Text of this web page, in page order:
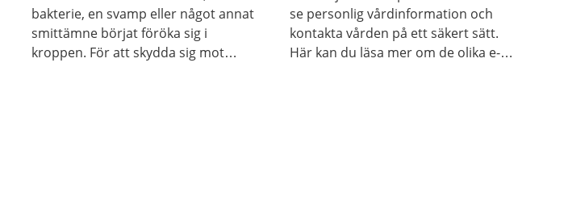
bakterie, en svamp eller något annat
smittämne börjat föröka sig i
kroppen. För att skydda sig mot
se personlig vårdinformation och
kontakta vården på ett säkert sätt.
Här kan du läsa mer om de olika e-